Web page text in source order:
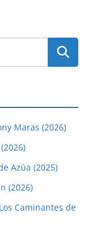
Maras (2026)
Azúa (2025)
(2026)
Caminantes de